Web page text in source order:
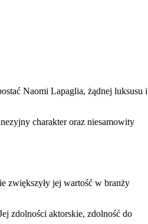
Naomi Lapaglia, żądnej luksusu i
charakter oraz niesamowity
zwiększyły jej wartość w branży
zdolności aktorskie, zdolność do